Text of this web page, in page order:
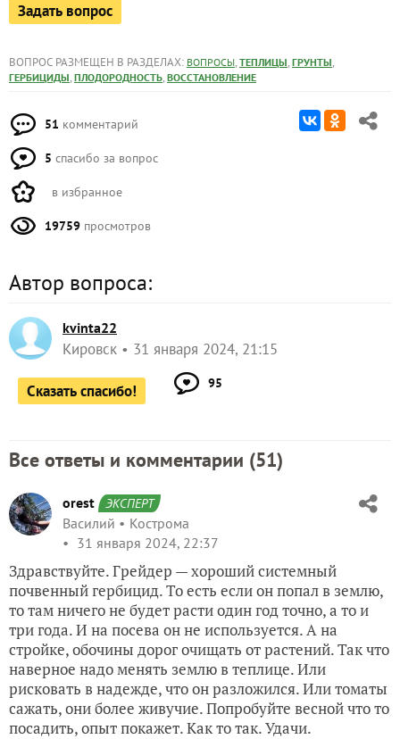
Задать вопрос
ВОПРОС РАЗМЕЩЕН В РАЗДЕЛАХ: ВОПРОСЫ, ТЕПЛИЦЫ, ГРУНТЫ,
ГЕРБИЦИДЫ, ПЛОДОРОДНОСТЬ, ВОССТАНОВЛЕНИЕ
51 комментарий
5 спасибо за вопрос
в избранное
19759 просмотров
Автор вопроса:
kvinta22
Кировск 31 января 2024, 21:15
Сказать спасибо! 95
Все ответы и комментарии (51)
orest ЭКСПЕРТ
Василий
Кострома
31 января 2024, 22:37
Здравствуйте. Грейдер — хороший системный
почвенный гербицид. То есть если он попал в землю,
то там ничего не будет расти один год точно, а то и
три года. И на посева он не используется. А на
стройке, обочины дорог очищать от растений. Так что
наверное надо менять землю в теплице. Или
рисковать в надежде, что он разложился. Или томаты
сажать, они более живучие. Попробуйте весной что то
посадить, опыт покажет. Как то так. Удачи.